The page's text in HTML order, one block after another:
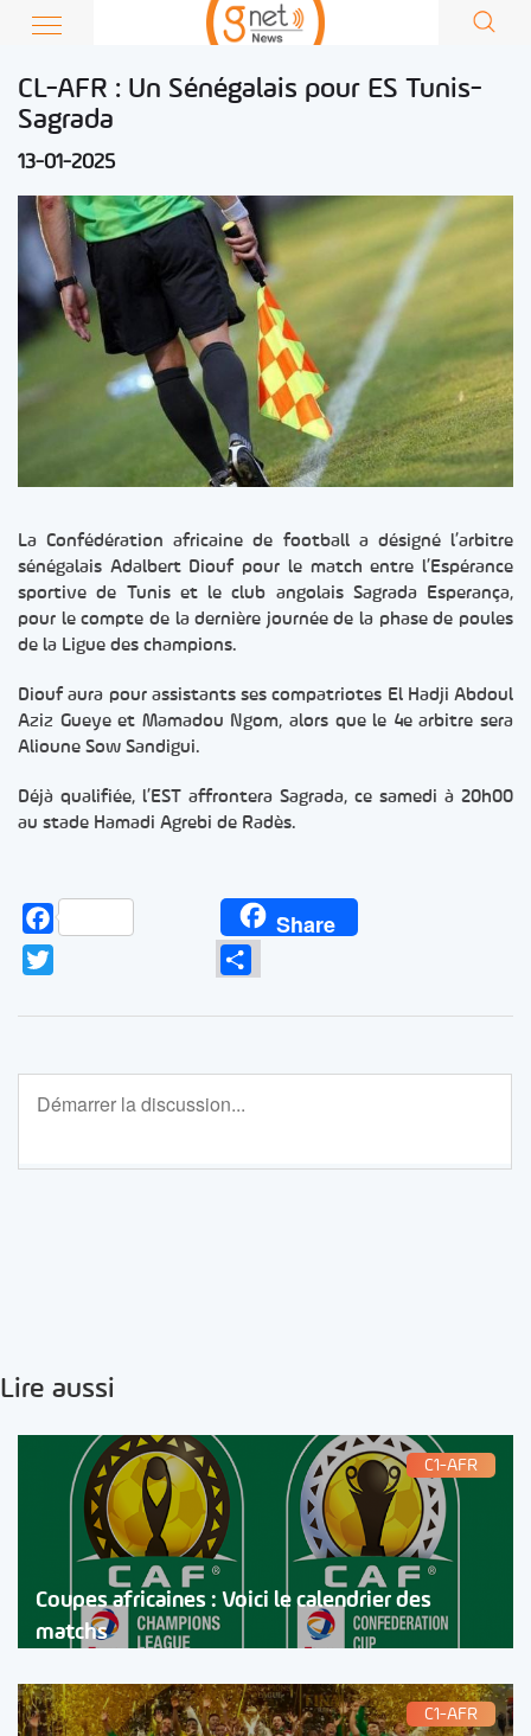
CL-AFR : Un Sénégalais pour ES Tunis-
Sagrada
13-01-2025
La Confédération africaine de football a désigné l’arbitre
sénégalais Adalbert Diouf pour le match entre l’Espérance
sportive de Tunis et le club angolais Sagrada Esperança,
pour le compte de la dernière journée de la phase de poules
de la Ligue des champions.
Diouf aura pour assistants ses compatriotes El Hadji Abdoul
Aziz Gueye et Mamadou Ngom, alors que le 4e arbitre sera
Alioune Sow Sandigui.
Déjà qualifiée, l’EST affrontera Sagrada, ce samedi à 20h00
au stade Hamadi Agrebi de Radès.
Facebook Share
Partager
Lire aussi
C1-AFR
Coupes africaines : Voici le calendrier des
matchs
C1-AFR